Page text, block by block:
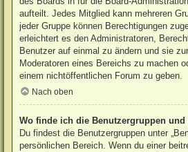
aufteilt. Jedes Mitglied kann mehreren
jeder Gruppe können Berechtigungen
erleichtert es den Administratoren,
Benutzer auf einmal zu ändern und sie
Moderatoren eines Bereichs zu machen
einem nichtöffentlichen Forum zu geben.
Nach oben
Wo finde ich die Benutzergruppen
Du findest die Benutzergruppen unter
persönlichen Bereich. Wenn du einer